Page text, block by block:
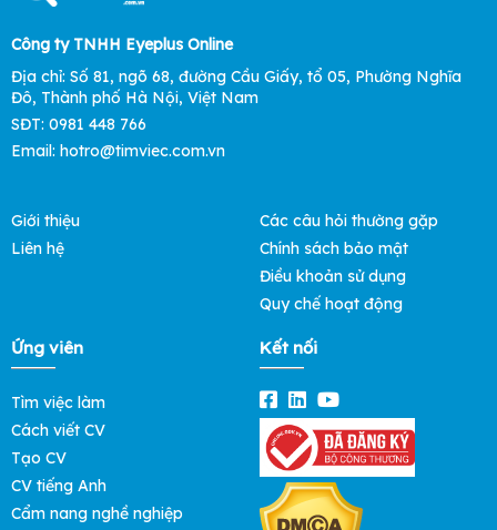
Công ty TNHH Eyeplus Online
Địa chỉ: Số 81, ngõ 68, đường Cầu Giấy, tổ 05, Phường Nghĩa
Đô, Thành phố Hà Nội, Việt Nam
SĐT: 0981 448 766
Email: hotro@timviec.com.vn
Giới thiệu
Liên hệ
Các câu hỏi thường gặp
Chính sách bảo mật
Điều khoản sử dụng
Quy chế hoạt động
Ứng viên
Tìm việc làm
Cách viết CV
Tạo CV
CV tiếng Anh
Cẩm nang nghề nghiệp
Kết nối